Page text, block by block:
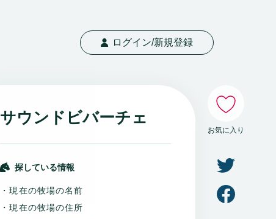
ログイン/新規登録
サウンドビバーチェ
探している情報
・現在の牧場の名前
・現在の牧場の住所
お気に入り